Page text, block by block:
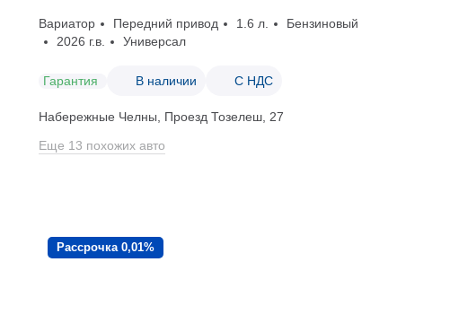
Вариатор Передний привод 1.6 л.
Бензиновый
2026 г.в.
Универсал
Гарантия В наличии С НДС
Набережные Челны, Проезд ​Тозелеш, 27
Еще 13 похожих авто
Рассрочка 0,01%